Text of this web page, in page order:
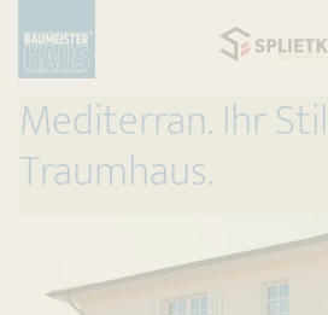
Mediterran. Ihr
Traumhaus.